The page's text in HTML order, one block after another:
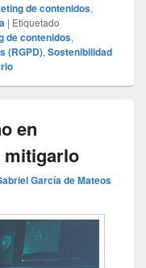
de contenidos,
| Etiquetado
de contenidos,
(RGPD), Sostenibilidad
en
mitigarlo
García de Mateos